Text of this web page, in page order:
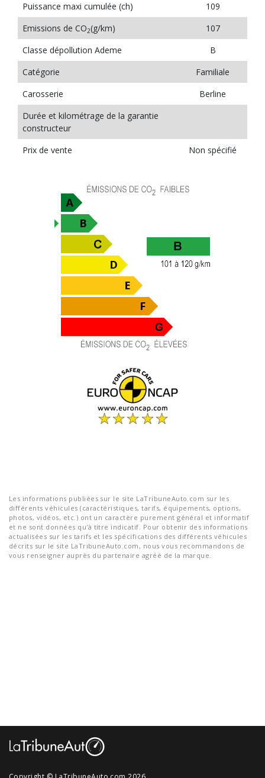
Puissance maxi cumulée (ch)
109
Emissions de CO2(g/km)
107
Classe dépollution Ademe
B
Catégorie
Familiale
Carosserie
Berline
Durée et kilométrage de la garantie
constructeur
Prix de vente
Non spécifié
Les informations publiées sur le site LaTribuneAuto.com sur les
différents véhicules (caractéristiques, tarifs, équipements, options,
photos, vidéos, etc.) ont un caractère purement général et informatif
et ne sont données qu'à titre indicatif. Pour obtenir des informations
actualisées sur les tarifs et les spécifications des différents véhicules
décrits sur le site LaTribuneAuto.com, nous vous recommandons de
vous renseigner auprès du partenaire agréé de la marque.